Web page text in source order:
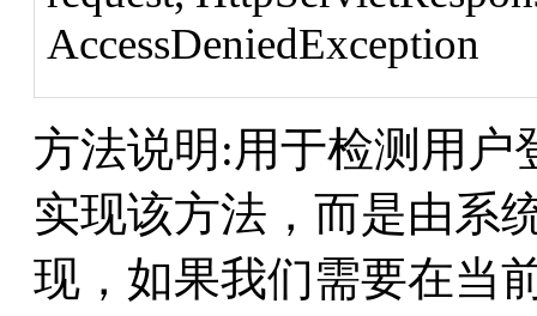
AccessDeniedException
方法说明:用于检测用户
实现该方法，而是由系
现，如果我们需要在当